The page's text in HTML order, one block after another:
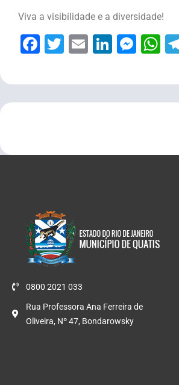
Viva a visibilidade e a diversidade!
Facebook
Twitter
Email
0800 2021 033
Rua Professora Ana Ferreira de
Oliveira, Nº 47, Bondarowsky